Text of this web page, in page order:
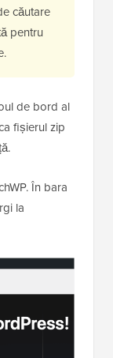
căutare
pentru
de bord al
fișierul zip
În bara
la